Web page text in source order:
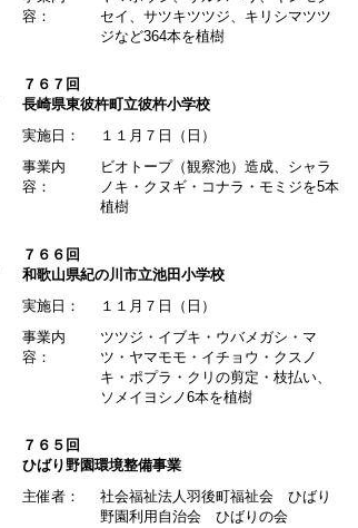
容：
セイ、サツキツツジ、キリシマツツ
ジなど364本を植樹
７６７回
長崎県東彼杵町立彼杵小学校
実施日：
１１月７日（日）
事業内
容：
ビオトープ（観察池）造成、シャラ
ノキ・クヌギ・コナラ・モミジを5本
植樹
７６６回
和歌山県紀の川市立池田小学校
実施日：
１１月７日（日）
事業内
容：
ツツジ・イブキ・ウバメガシ・マ
ツ・ヤマモモ・イチョウ・クスノ
キ・ポプラ・クリの剪定・枝払い、
ソメイヨシノ6本を植樹
７６５回
ひばり野園環境整備事業
主催者：
社会福祉法人羽後町福祉会 ひばり
野園利用自治会 ひばりの会